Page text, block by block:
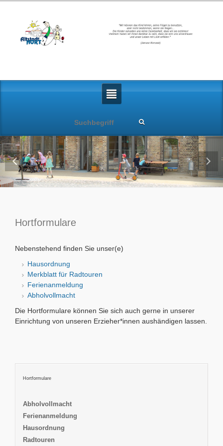
Hortformulare
Nebenstehend finden Sie unser(e)
Hausordnung
Merkblatt für Radtouren
Ferienanmeldung
Abholvollmacht
Die Hortformulare können Sie sich auch gerne in unserer
Einrichtung von unseren Erzieher*innen aushändigen lassen.
Hortformulare
Abholvollmacht
Ferienanmeldung
Hausordnung
Radtouren